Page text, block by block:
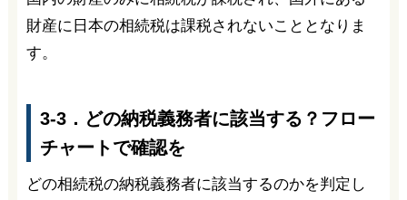
財産に日本の相続税は課税されないこととなりま
す。
3-3．どの納税義務者に該当する？フロー
チャートで確認を
どの相続税の納税義務者に該当するのかを判定し